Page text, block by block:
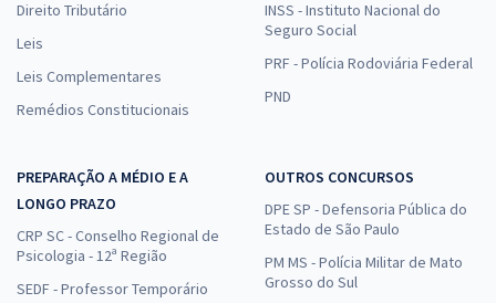
Direito Tributário
Leis
Leis Complementares
Remédios Constitucionais
INSS - Instituto Nacional do
Seguro Social
PRF - Polícia Rodoviária Federal
PND
PREPARAÇÃO A MÉDIO E A
LONGO PRAZO
CRP SC - Conselho Regional de
Psicologia - 12ª Região
SEDF - Professor Temporário
OUTROS CONCURSOS
DPE SP - Defensoria Pública do
Estado de São Paulo
PM MS - Polícia Militar de Mato
Grosso do Sul